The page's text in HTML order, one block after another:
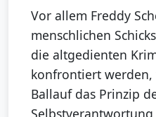
Vor allem Freddy
menschlichen
die altgedienten
konfrontiert
Ballauf das Prinzip